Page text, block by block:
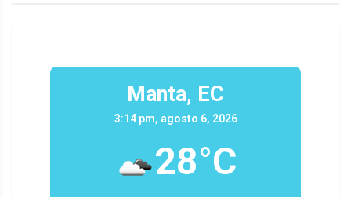
Manta, EC
3:14 pm, agosto 6, 2026
28°C